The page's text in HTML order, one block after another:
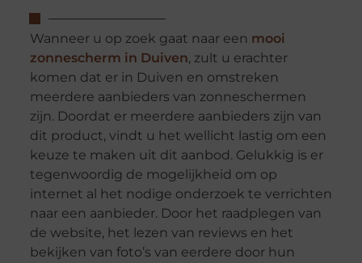
Wanneer u op zoek gaat naar een mooi
zonnescherm in Duiven, zult u erachter
komen dat er in Duiven en omstreken
meerdere aanbieders van zonneschermen
zijn. Doordat er meerdere aanbieders zijn van
dit product, vindt u het wellicht lastig om een
keuze te maken uit dit aanbod. Gelukkig is er
tegenwoordig de mogelijkheid om op
internet al het nodige onderzoek te verrichten
naar een aanbieder. Door het raadplegen van
de website, het lezen van reviews en het
bekijken van foto’s van eerdere door hun